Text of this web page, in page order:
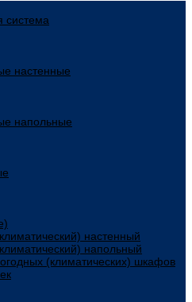
система
настенные
напольные
настенный
напольный
(климатических) шкафов